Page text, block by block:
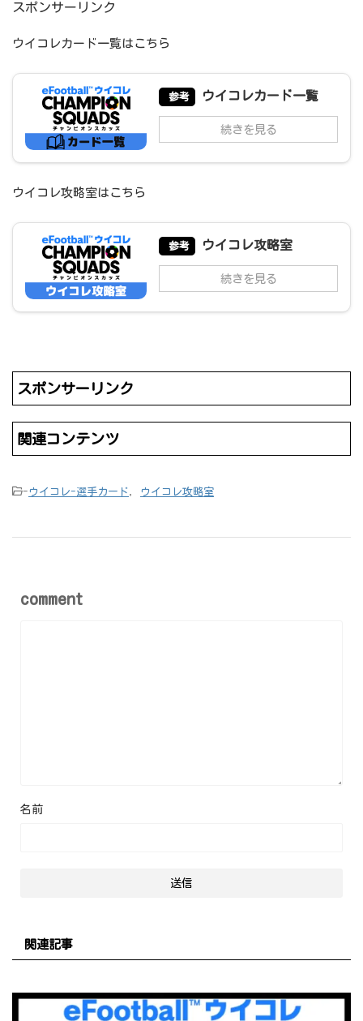
スポンサーリンク
ウイコレカード一覧はこちら
参考 ウイコレカード一覧
続きを見る
ウイコレ攻略室はこちら
参考 ウイコレ攻略室
続きを見る
スポンサーリンク
関連コンテンツ
-ウイコレ-選手カード, ウイコレ攻略室
comment
名前
関連記事